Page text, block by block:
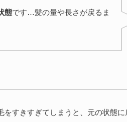
態です…髪の量や長さが戻るま
をすきすぎてしまうと、元の状態に